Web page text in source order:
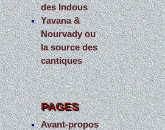
des Indous
Yavana &
Nourvady ou
la source des
cantiques
PAGES
Avant-propos